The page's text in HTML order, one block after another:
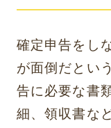
確定申告をし
が面倒だとい
告に必要な書
細、領収書な